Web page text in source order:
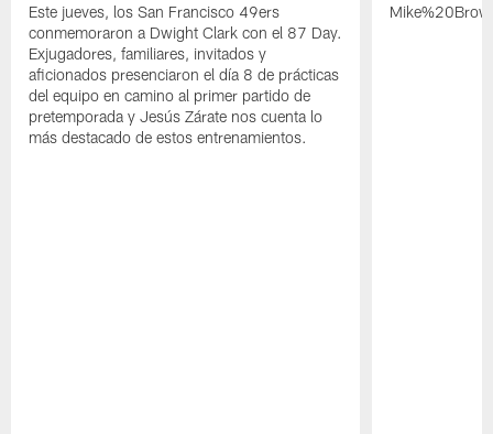
Este jueves, los San Francisco 49ers
conmemoraron a Dwight Clark con el 87 Day.
Exjugadores, familiares, invitados y
aficionados presenciaron el día 8 de prácticas
del equipo en camino al primer partido de
pretemporada y Jesús Zárate nos cuenta lo
más destacado de estos entrenamientos.